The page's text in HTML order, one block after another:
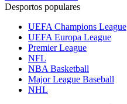
Desportos populares
UEFA Champions League
UEFA Europa League
Premier League
NFL
NBA Basketball
Major League Baseball
NHL